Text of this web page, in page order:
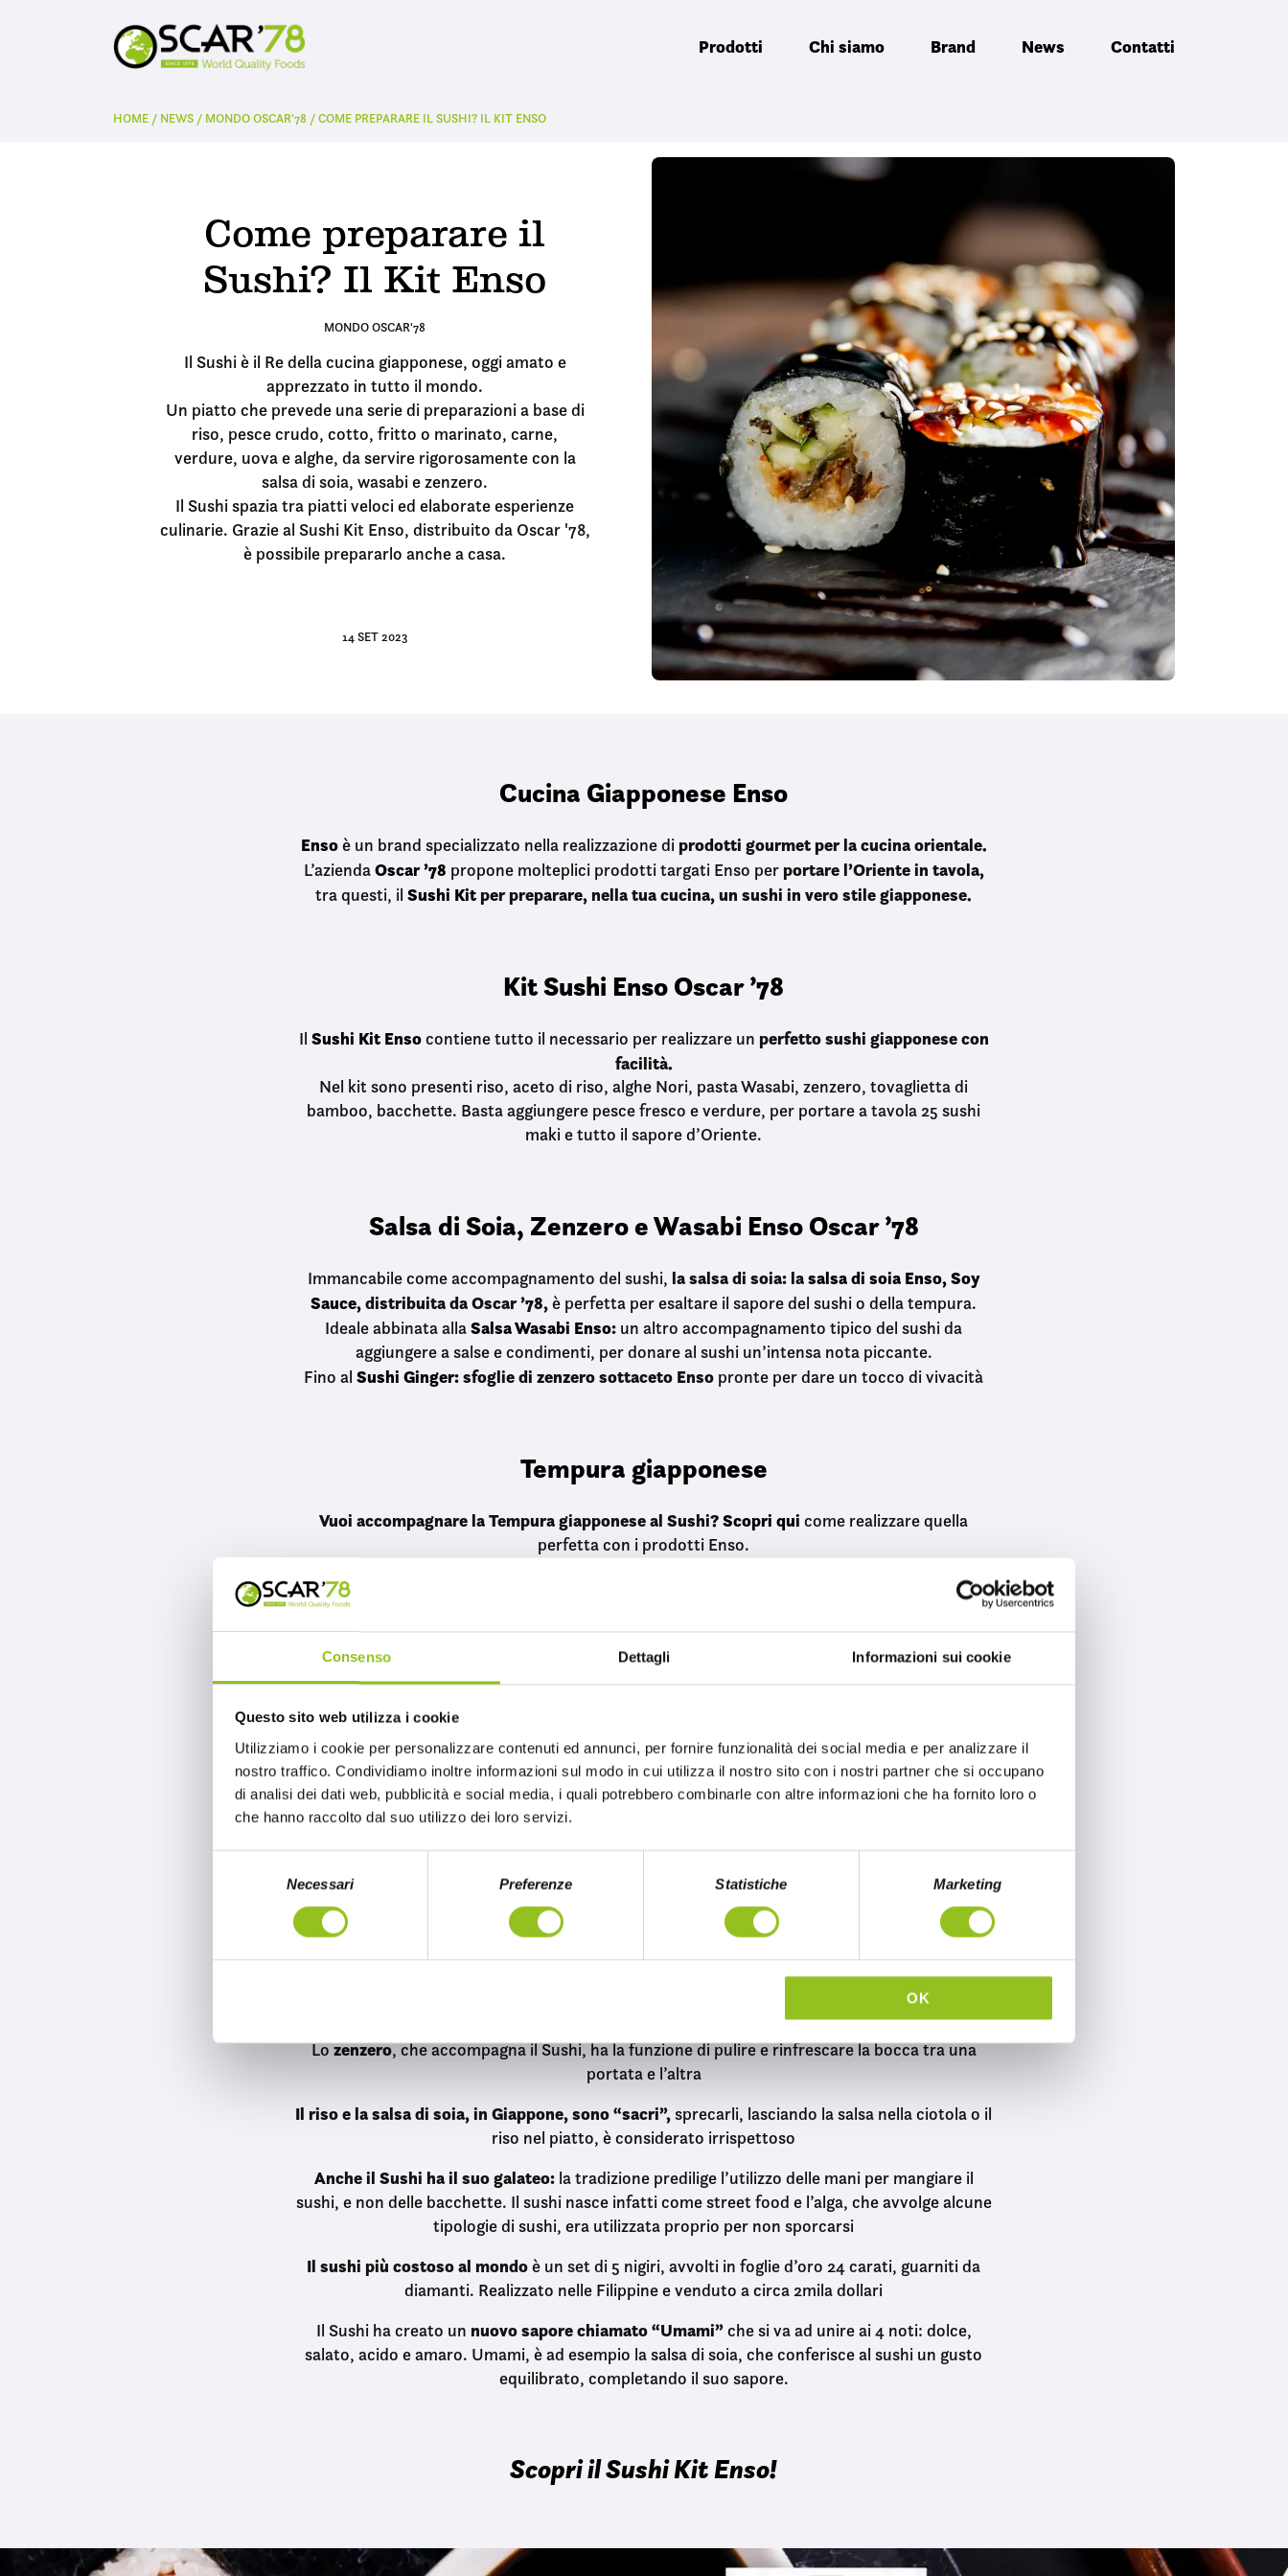
Consenso Dettagli Informazioni sui cookie
Questo sito web utilizza i cookie
Utilizziamo i cookie per personalizzare contenuti ed annunci, per fornire funzionalità dei social media e per analizzare il
nostro traffico. Condividiamo inoltre informazioni sul modo in cui utilizza il nostro sito con i nostri partner che si occupano
di analisi dei dati web, pubblicità e social media, i quali potrebbero combinarle con altre informazioni che ha fornito loro o
che hanno raccolto dal suo utilizzo dei loro servizi.
e
Necessari Preferenze Statistiche Marketing
OK
Prodotti Chi siamo Brand News Contatti
HOME / NEWS / MONDO OSCAR'78 /COME PREPARARE IL SUSHI? IL KIT ENSO
Come preparare il
Sushi? Il Kit Enso
MONDO OSCAR'78
Il Sushi è il Re della cucina giapponese, oggi amato e
apprezzato in tutto il mondo.
Un piatto che prevede una serie di preparazioni a base di
riso, pesce crudo, cotto, fritto o marinato, carne,
verdure, uova e alghe, da servire rigorosamente con la
salsa di soia, wasabi e zenzero.
Il Sushi spazia tra piatti veloci ed elaborate esperienze
culinarie. Grazie al Sushi Kit Enso, distribuito da Oscar '78,
è possibile prepararlo anche a casa.
14 SET 2023
Cucina Giapponese Enso
Ensoè un brand specializzato nella realizzazione di prodotti gourmet per la cucina orientale.
L’aziendaOscar ’78 propone molteplici prodotti targati Enso per portare l’Oriente in tavola,
tra questi, ilSushi Kitper preparare, nella tua cucina, un sushi in vero stile giapponese.
Kit Sushi Enso Oscar ’78
Il Sushi Kit Ensocontiene tutto il necessario per realizzare un perfetto sushi giapponese con
facilità.
Nel kit sono presenti riso, aceto di riso, alghe Nori, pasta Wasabi, zenzero, tovaglietta di
bamboo, bacchette. Basta aggiungere pesce fresco e verdure, per portare a tavola 25 sushi
maki e tutto il sapore d’Oriente.
Salsa di Soia, Zenzero e Wasabi Enso Oscar ’78
Immancabile come accompagnamento del sushi, la salsa di soia: lasalsa di soia Enso, Soy
Sauce,distribuita da Oscar ’78,è perfetta per esaltare il sapore del sushi o della tempura.
Ideale abbinata allaSalsa Wasabi Enso: un altro accompagnamento tipico del sushi da
aggiungere a salse e condimenti, per donare al sushi un’intensa nota piccante.
Fino alSushi Ginger:sfoglie di zenzero sottaceto Enso pronte per dare un tocco di vivacità
Tempura giapponese
Vuoi accompagnare la Tempura giapponese al Sushi?Scopri qui come realizzare quella
perfetta con i prodotti Enso.
Sushi curiosità
Uramaki dopo Uramaki il sushi ha ormai conquistato tutti. Ma cosa c’è dietro il piatto
nipponico per eccellenza?
Il Sushi non nasce in Giappone, ma in Cina,circa 2 mila anni fa. Il sushi, come lo conosciamo
oggi, si è invece sviluppato in Giappone intorno all’VIII secolo
Il padre del Sushi è Yoshi(Hanaya Yohei) che, nella prima metà dell’800, serviva ai suoi clienti
Il miglior sushi chef del mondo è Jiro Ono
: ha 97 anni e cucina sushi dall’età di 8. Gestisce un
minuscolo ristorante a Tokyo
parola “Sushi”
valuta per pagare le tasse
Lozenzero, che accompagna il Sushi, ha la funzione di pulire e rinfrescare la bocca tra una
portata e l’altra
Il riso e la salsa di soia, in Giappone, sono “sacri”,sprecarli, lasciando la salsa nella ciotola o il
riso nel piatto, è considerato irrispettoso
Anche il Sushi ha il suo galateo:la tradizione predilige l’utilizzo delle mani per mangiare il
sushi, e non delle bacchette. Il sushi nasce infatti come street food e l’alga, che avvolge alcune
tipologie di sushi, era utilizzata proprio per non sporcarsi
Il sushi più costoso al mondoè un set di 5 nigiri, avvolti in foglie d’oro 24 carati, guarniti da
diamanti. Realizzato nelle Filippine e venduto a circa 2mila dollari
Il Sushi ha creato un nuovo sapore chiamato “Umami”che si va ad unire ai 4 noti: dolce,
salato, acido e amaro. Umami, è ad esempio la salsa di soia, che conferisce al sushi un gusto
equilibrato, completando il suo sapore.
Scopri il Sushi Kit Enso!